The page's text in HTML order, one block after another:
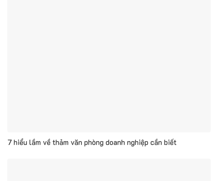
7 hiểu lầm về thảm văn phòng doanh nghiệp cần biết